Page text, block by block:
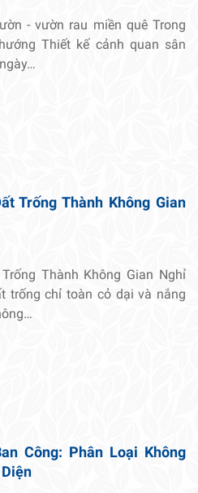
- vườn rau miền quê Trong
Thiết kế cảnh quan sân
Trống Thành Không Gian
Thành Không Gian Nghỉ
chỉ toàn cỏ dại và nắng
Công: Phân Loại Không